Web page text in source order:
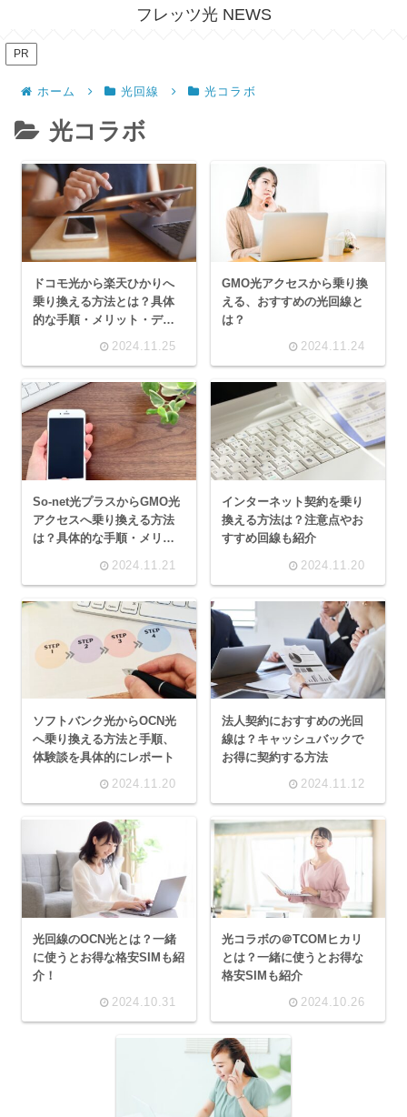
フレッツ光 NEWS
PR
ホーム 光回線 光コラボ
光コラボ
ドコモ光から楽天ひかりへ
乗り換える方法とは？具体
的な手順・メリット・デメ
2024.11.25
GMO光アクセスから乗り換
える、おすすめの光回線と
は？
2024.11.24
So-net光プラスからGMO光
アクセスへ乗り換える方法
は？具体的な手順・メリッ
2024.11.21
インターネット契約を乗り
換える方法は？注意点やお
すすめ回線も紹介
2024.11.20
ソフトバンク光からOCN光
へ乗り換える方法と手順、
体験談を具体的にレポート
2024.11.20
法人契約におすすめの光回
線は？キャッシュバックで
お得に契約する方法
2024.11.12
光回線のOCN光とは？一緒
に使うとお得な格安SIMも紹
介！
2024.10.31
光コラボの＠TCOMヒカリ
とは？一緒に使うとお得な
格安SIMも紹介
2024.10.26